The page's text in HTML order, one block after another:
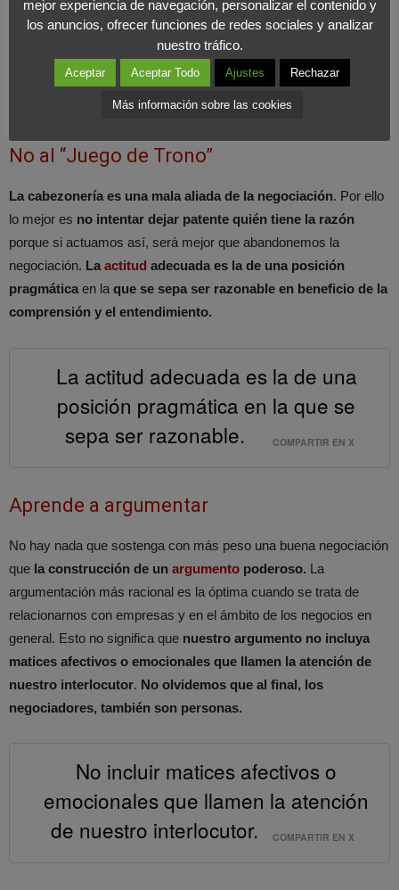
posiblesalirnos de nuestro propio ser para situarnos donde
para luego volver a nuestro propio espacio. La
docente advierte queno hay por qué tener temor de salir de la
zona de conforte iniciar un viaje hacia el espacio de otro,
porque esto nos hace mejores negociadores y mejores personas.
No al “Juego de Trono”
La cabezonería es una mala aliada de la negociación. Por ello
lo mejor es no intentar dejar patente quién tiene la razón
porque si actuamos así, será mejor que abandonemos la
negociación. La actitud adecuada es la de una posición
pragmática en la que se sepa ser razonable en beneficio de la
comprensión y el entendimiento.
La actitud adecuada es la de una
posición pragmática en la que se
sepa ser razonable.
COMPARTIR EN X
Aprende a argumentar
No hay nada que sostenga con más peso una buena negociación
que la construcción de un argumento poderoso. La
argumentación más racional es la óptima cuando se trata de
relacionarnos con empresas y en el ámbito de los negocios en
general. Esto no significa que nuestro argumento no incluya
matices afectivos o emocionales que llamen la atención de
nuestro interlocutor. No olvidemos que al final, los
negociadores, también son personas.
No incluir matices afectivos o
emocionales que llamen la atención
de nuestro interlocutor.
COMPARTIR EN X
mejor experiencia de navegación, personalizar el contenido y
los anuncios, ofrecer funciones de redes sociales y analizar
nuestro tráfico.
Aceptar Aceptar Todo Ajustes Rechazar
Más información sobre las cookies